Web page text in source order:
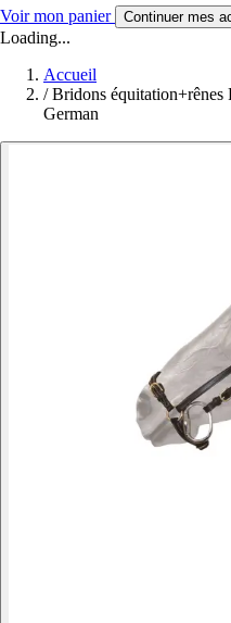
Voir mon panier Continuer mes
Loading...
Accueil
/ Bridons équitation+rênes
German